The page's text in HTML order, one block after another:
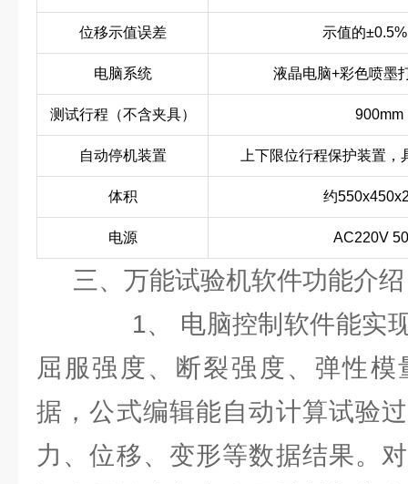
位移示值误差 示值的
电脑系统 液晶电脑+彩色喷墨
测试行程（不含夹具） 900mm
自动停机装置 上下限位行程保护装置
体积 约
电源 AC220V
三、万能试验机软件功能介
1、 电脑控制软件能实现
屈服强度、断裂强度、弹性
据，公式编辑能自动计算试验
力、位移、变形等数据结果。